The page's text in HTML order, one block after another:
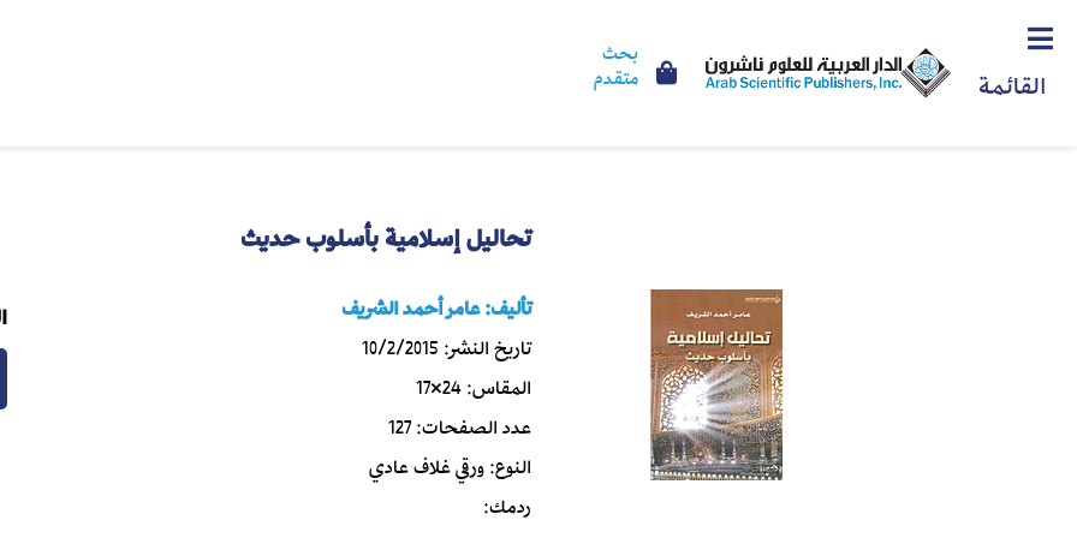
القائمة
بحث
متقدم
تحاليل إسلامية بأسلوب حديث
تأليف:عامر أحمد الشريف
تاريخ النشر:10/2/2015
المقاس:24×17
عدد الصفحات:127
النوع:ورقي غلاف عادي
ردمك: